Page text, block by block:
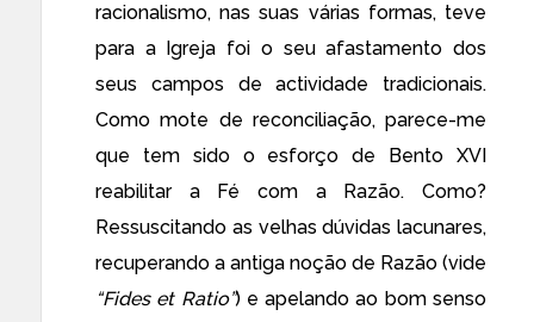
racionalismo, nas suas várias formas, teve
para a Igreja foi o seu afastamento dos
seus campos de actividade tradicionais.
Como mote de reconciliação, parece-me
que tem sido o esforço de Bento XVI
reabilitar a Fé com a Razão. Como?
Ressuscitando as velhas dúvidas lacunares,
recuperando a antiga noção de Razão (vide
“Fides et Ratio”) e apelando ao bom senso